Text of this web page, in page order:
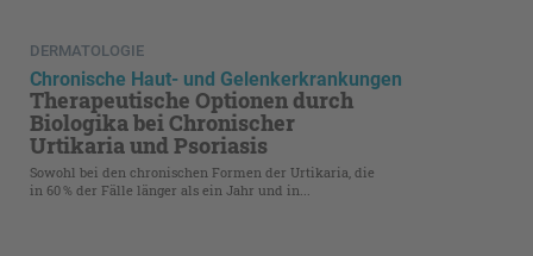
DERMATOLOGIE
Chronische Haut- und Gelenkerkrankungen
Therapeutische Optionen durch
Biologika bei Chronischer
Urtikaria und Psoriasis
Sowohl bei den chronischen Formen der Urtikaria, die
in 60 % der Fälle länger als ein Jahr und in...